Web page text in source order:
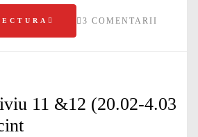
3 COMENTARII
11 &12 (20.02-4.03